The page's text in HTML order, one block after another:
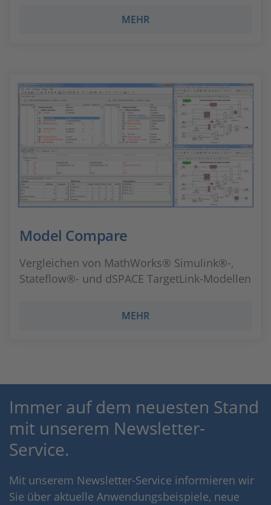
MEHR
Model Compare
Vergleichen von MathWorks® Simulink®-,
Stateflow®- und dSPACE TargetLink-Modellen
MEHR
Immer auf dem neuesten Stand
mit unserem Newsletter-
Service.
Mit unserem Newsletter-Service informieren wir
Sie über aktuelle Anwendungsbeispiele, neue